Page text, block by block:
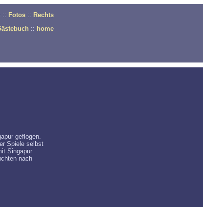
:: Fotos :: Rechts
:: home
geflogen.
Spiele selbst
Singapur
nach